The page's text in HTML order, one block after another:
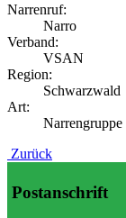
Narrenruf:
Narro
Verband:
VSAN
Region:
Schwarzwald
Art:
Narrengruppe
Zurück
Postanschrift